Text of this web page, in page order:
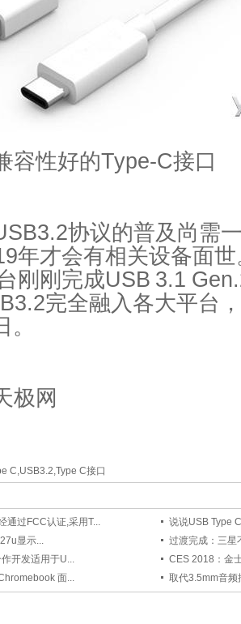
容性好的Type-C接口
协议的普及尚需
年才会有相关设备面
刚刚完成USB 3.1
完全融入各大平台
极网
C,USB3.2,Type C接口
通过FCC认证,采用T...
说说USB Type
显示...
过渡完成：三星
开发适用于U...
CES 2018：金
面...
取代3.5mm音频